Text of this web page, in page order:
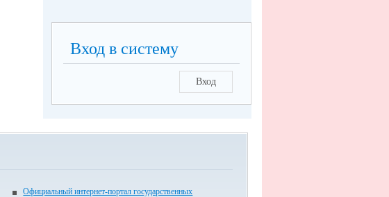
Вход в систему
Вход
Официальный интернет-портал государственных